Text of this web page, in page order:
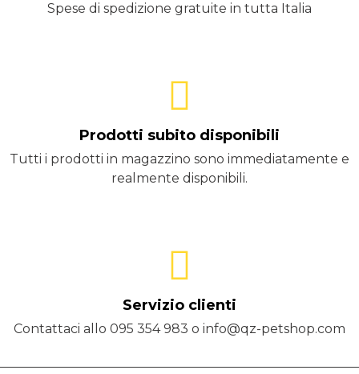
Spese di spedizione gratuite in tutta Italia
Prodotti subito disponibili
Tutti i prodotti in magazzino sono immediatamente e
realmente disponibili.
Servizio clienti
Contattaci allo 095 354 983 o info@qz-petshop.com